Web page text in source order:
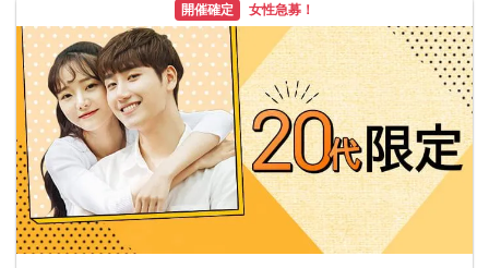
開催確定 女性急募！